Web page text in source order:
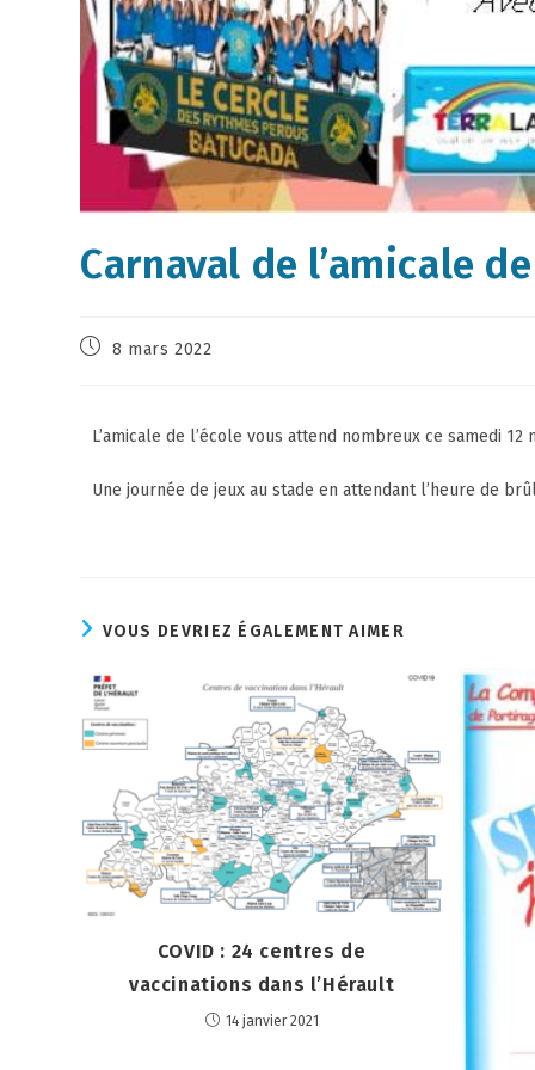
Carnaval de l’amicale
8 mars 2022
L’amicale de l’école vous attend nombreux ce samedi
Une journée de jeux au stade en attendant l’heure de
VOUS DEVRIEZ ÉGALEMENT AIMER
COVID : 24 centres de
vaccinations dans l’Hérault
14 janvier 2021